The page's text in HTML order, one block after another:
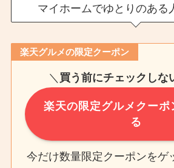
マイホームでゆとりのある
楽天グルメの限定クーポン
＼ 買う前にチェックしな
楽天の限定グルメクーポ
る
今だけ数量限定クーポンをゲ